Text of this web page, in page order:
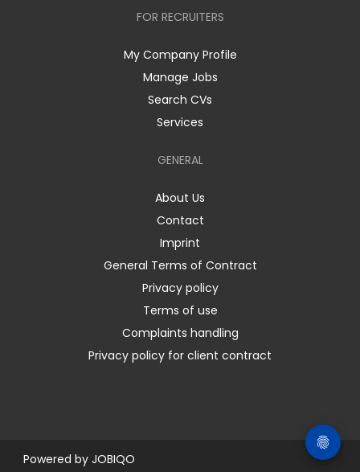
FOR RECRUITERS
My Company Profile
Manage Jobs
Search CVs
Services
GENERAL
About Us
Contact
Imprint
General Terms of Contract
Privacy policy
Terms of use
Complaints handling
Privacy policy for client contract
Powered by JOBIQO